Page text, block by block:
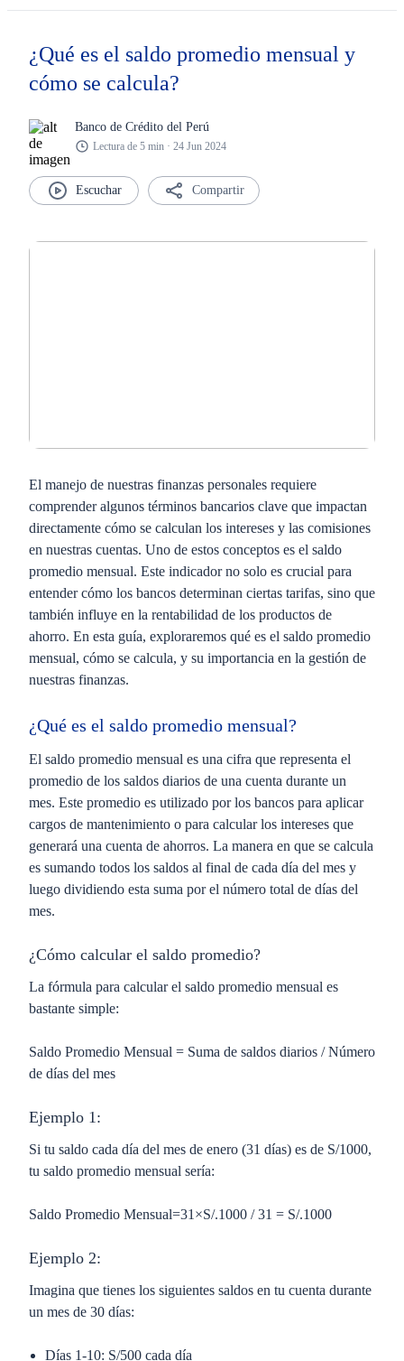
¿Qué es el saldo promedio mensual y
cómo se calcula?
Banco de Crédito del Perú
Lectura de 5 min · 24 Jun 2024
Compartir
El manejo de nuestras finanzas personales requiere
comprender algunos términos bancarios clave que impactan
directamente cómo se calculan los intereses y las comisiones
en nuestras cuentas. Uno de estos conceptos es el saldo
promedio mensual. Este indicador no solo es crucial para
entender cómo los bancos determinan ciertas tarifas, sino que
también influye en la rentabilidad de los productos de
ahorro. En esta guía, exploraremos qué es el saldo promedio
mensual, cómo se calcula, y su importancia en la gestión de
nuestras finanzas.
¿Qué es el saldo promedio mensual?
El saldo promedio mensual es una cifra que representa el
promedio de los saldos diarios de una cuenta durante un
mes. Este promedio es utilizado por los bancos para aplicar
cargos de mantenimiento o para calcular los intereses que
generará una cuenta de ahorros. La manera en que se calcula
es sumando todos los saldos al final de cada día del mes y
luego dividiendo esta suma por el número total de días del
mes.
¿Cómo calcular el saldo promedio?
La fórmula para calcular el saldo promedio mensual es
bastante simple:
Saldo Promedio Mensual = Suma de saldos diarios / Número
de días del mes
Ejemplo 1:
Si tu saldo cada día del mes de enero (31 días) es de S/1000,
tu saldo promedio mensual sería:
Saldo Promedio Mensual=31×S/.1000 / 31 = S/.1000
Ejemplo 2:
Imagina que tienes los siguientes saldos en tu cuenta durante
un mes de 30 días:
Días 1-10: S/500 cada día